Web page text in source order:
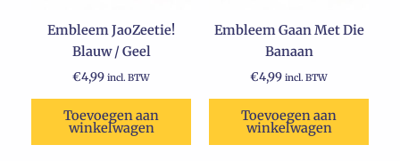
Embleem JaoZeetie!
Blauw / Geel
€4,99 incl. BTW
Toevoegen aan
winkelwagen
Embleem Gaan Met Die
Banaan
€4,99 incl. BTW
Toevoegen aan
winkelwagen